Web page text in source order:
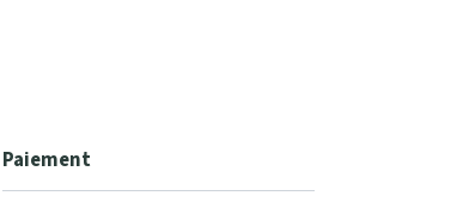
Paiement